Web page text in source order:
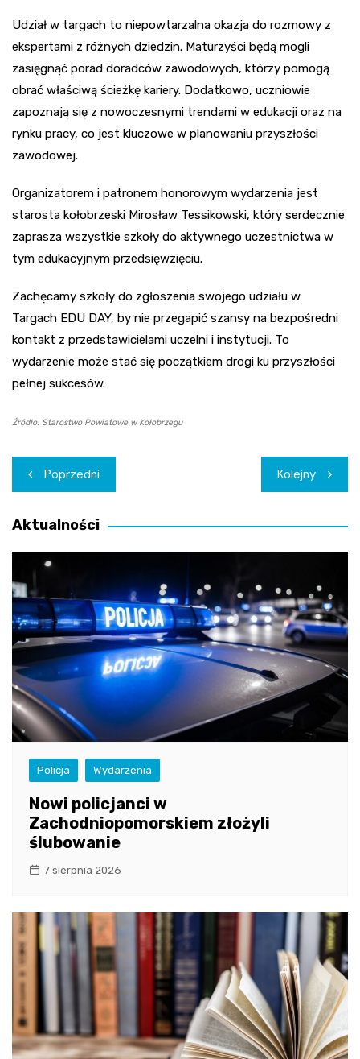
Udział w targach to niepowtarzalna okazja do rozmowy z
ekspertami z różnych dziedzin. Maturzyści będą mogli
zasięgnąć porad doradców zawodowych, którzy pomogą
obrać właściwą ścieżkę kariery. Dodatkowo, uczniowie
zapoznają się z nowoczesnymi trendami w edukacji oraz na
rynku pracy, co jest kluczowe w planowaniu przyszłości
zawodowej.
Organizatorem i patronem honorowym wydarzenia jest
starosta kołobrzeski Mirosław Tessikowski, który serdecznie
zaprasza wszystkie szkoły do aktywnego uczestnictwa w
tym edukacyjnym przedsięwzięciu.
Zachęcamy szkoły do zgłoszenia swojego udziału w
Targach EDU DAY, by nie przegapić szansy na bezpośredni
kontakt z przedstawicielami uczelni i instytucji. To
wydarzenie może stać się początkiem drogi ku przyszłości
pełnej sukcesów.
Źródło: Starostwo Powiatowe w Kołobrzegu
Nawigacja
wpisu
Poprzedni Kolejny
Aktualności
Policja Wydarzenia
Nowi policjanci w
Zachodniopomorskiem złożyli
ślubowanie
7 sierpnia 2026